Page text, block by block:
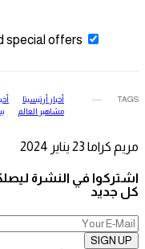
special offers.
TAGS أخبار أرتيسيتا
مشاهير العالم
مريم كراما 23 يناير 2024
اشتركوا في النشرة
كل جديد
SIGN UP